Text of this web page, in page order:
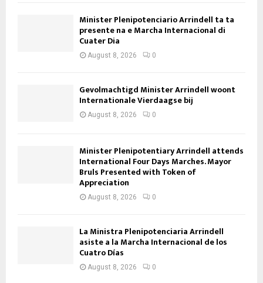
Minister Plenipotenciario Arrindell ta ta
presente na e Marcha Internacional di
Cuater Dia
August 8, 2026 0
Gevolmachtigd Minister Arrindell woont
Internationale Vierdaagse bij
August 8, 2026 0
Minister Plenipotentiary Arrindell attends
International Four Days Marches. Mayor
Bruls Presented with Token of
Appreciation
August 8, 2026 0
La Ministra Plenipotenciaria Arrindell
asiste a la Marcha Internacional de los
Cuatro Días
August 8, 2026 0